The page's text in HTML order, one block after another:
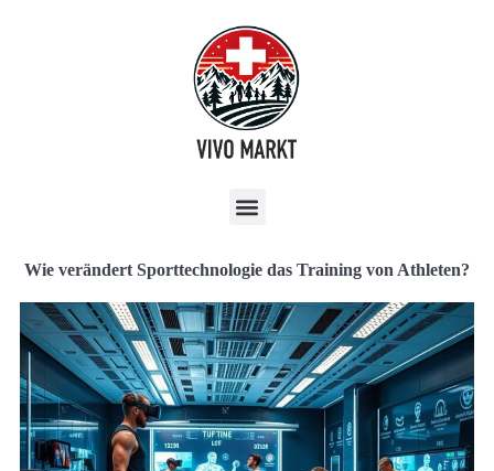
Wie verändert Sporttechnologie das Training von Athleten?